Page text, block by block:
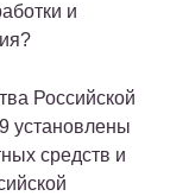
и
Российской
установлены
средств и